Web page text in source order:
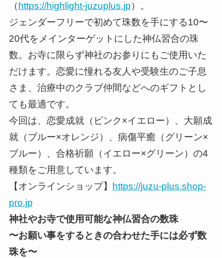
（ https://highlight-juzuplus.jp）。
ジェンダーフリーで初めて珠数を手にする10〜
20代をメインターゲットにした神仏習合の珠
数。お寺に限らず神社のお参りにもご使用いた
だけます。恋愛に憧れる友人や受験生のご子息
さま、治療中のクラブ仲間などへのギフトとし
ても最適です。
今回は、恋愛成就（ピンク×イエロー）、大願成
就（ブルー×オレンジ）、病傷平癒（グリーン×
ブルー）、合格祈願（イエロー×グリーン）の4
種類をご用意しています。
【オンラインショップ】
https://juzu-plus.shop-
pro.jp
神社やお寺で使用可能な神仏習合の数珠
〜お願い事をするときの合わせた手には必ず数
珠を〜